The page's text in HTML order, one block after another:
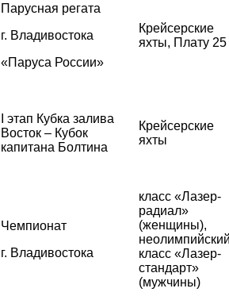
Парусная регата
г. Владивостока
«Паруса России»
Крейсерские
яхты, Плату 25
I этап Кубка залива
Восток – Кубок
капитана Болтина
Крейсерские
яхты
Чемпионат
г. Владивостока
класс «Лазер-
радиал»
(женщины),
класс «Лазер-
стандарт»
(мужчины)